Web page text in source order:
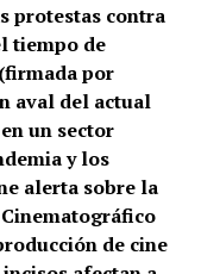
protestas contra
tiempo de
por
aval del actual
un sector
y los
alerta sobre la
de cine